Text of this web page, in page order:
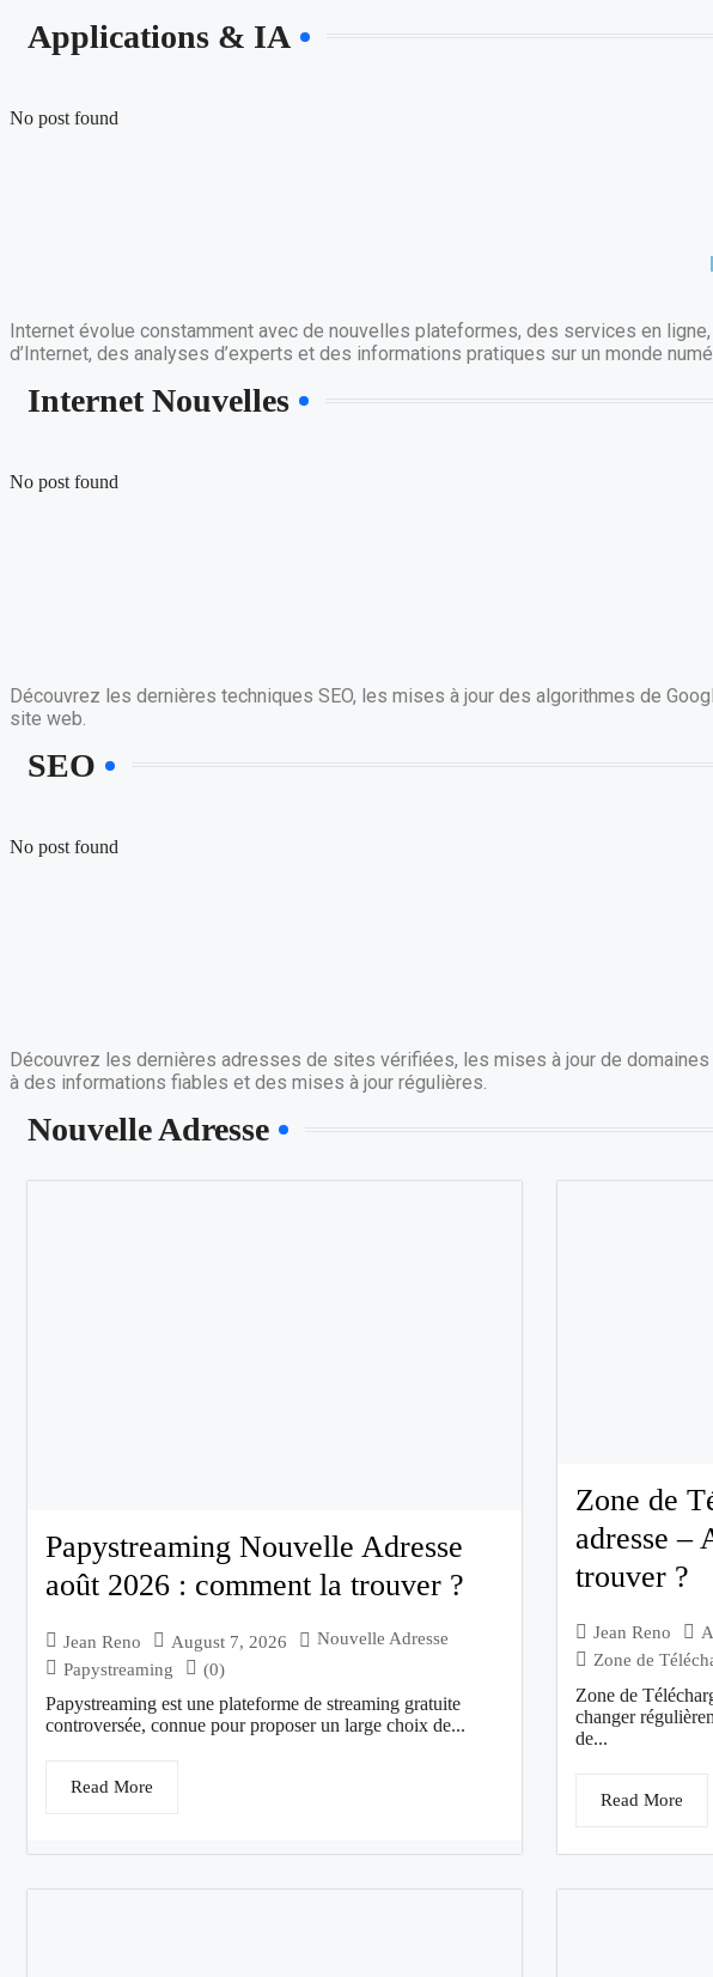
Applications & IA
No post found
Internet évolue constamment avec de nouvelles plateformes, des services en
d’Internet, des analyses d’experts et des informations pratiques sur un monde
Internet Nouvelles
No post found
Découvrez les dernières techniques SEO, les mises à jour des algorithmes de
site web.
SEO
No post found
Découvrez les dernières adresses de sites vérifiées, les mises à jour de
à des informations fiables et des mises à jour régulières.
Nouvelle Adresse
Papystreaming Nouvelle Adresse
août 2026 : comment la trouver ?
Jean Reno August 7, 2026
Nouvelle Adresse
Papystreaming
(0)
Papystreaming est une plateforme de streaming gratuite
controversée, connue pour proposer un large choix de...
Read More
Zone de
adresse –
trouver ?
Jean Reno
Zone de
Zone de
changer
de...
Read More